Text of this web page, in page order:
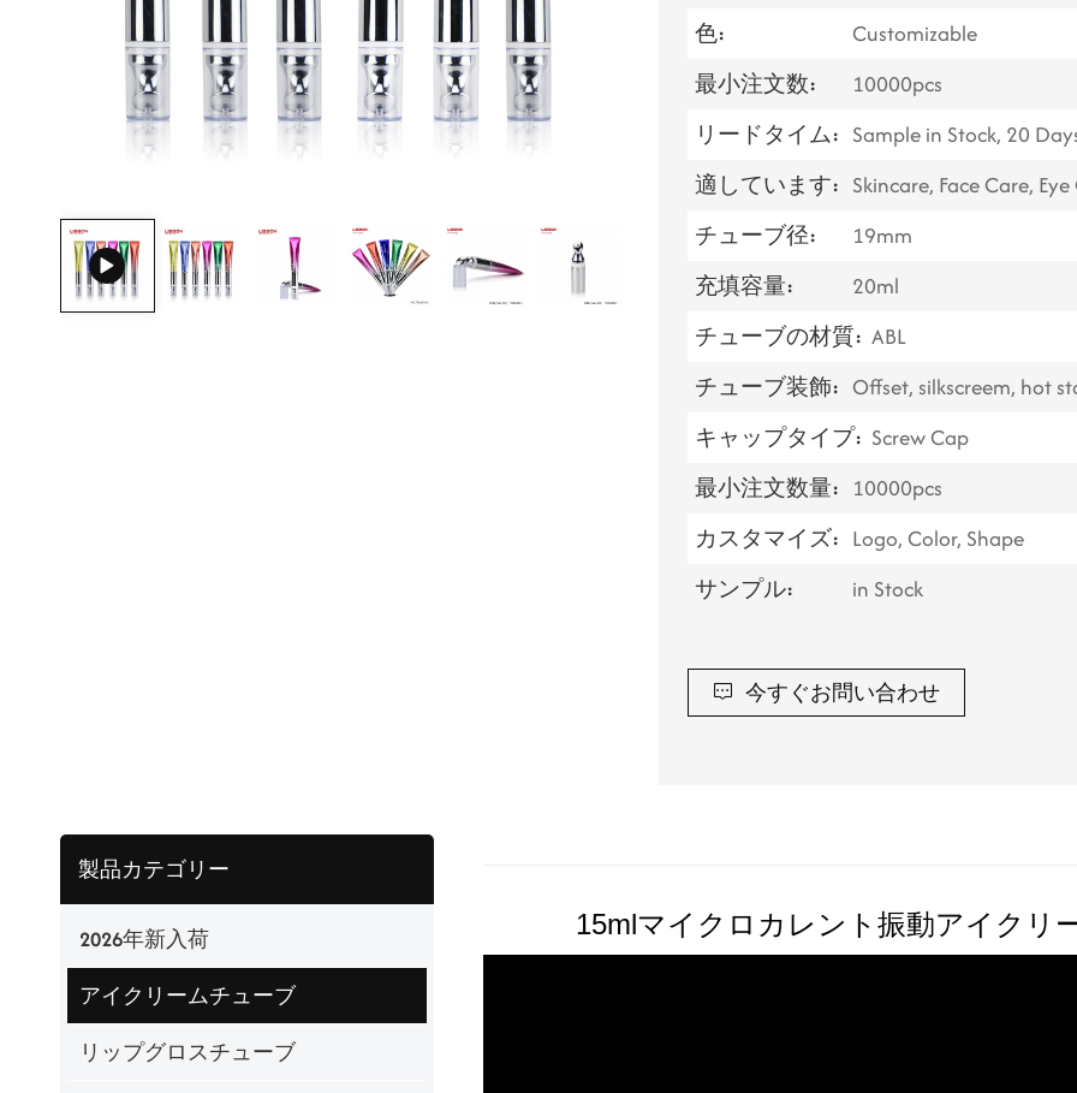
色:
Customizable
最小注文数:
10000pcs
リードタイム: Sample in Stock, 20
適しています: Skincare, Face Care,
チューブ径:
19mm
充填容量:
20ml
チューブの材質: ABL
チューブ装飾: Offset, silkscreem, hot
キャップタイプ: Screw Cap
最小注文数量: 10000pcs
カスタマイズ: Logo, Color, Shape
サンプル:
in Stock
今すぐお問い合わせ
製品カテゴリー
2026年新入荷
アイクリームチューブ
リップグロスチューブ
15mlマイクロカレント振動アイクリ